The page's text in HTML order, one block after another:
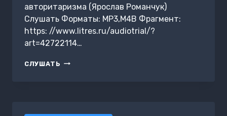
авторитаризма (Ярослав Романчук)
Слушать Форматы: MP3,M4B Фрагмент:
https: //www.litres.ru/audiotrial/?
art=42722114…
СЛУШАТЬ КРАТКАЯ